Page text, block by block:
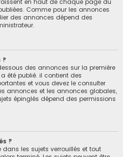
Comme pour les annonces
des annonces dépend des
?
des annonces sur la première
été publié. il contient des
et vous devez le consulter
annonces et les annonces globales,
épinglés dépend des permissions
?
les sujets verrouillés et tout